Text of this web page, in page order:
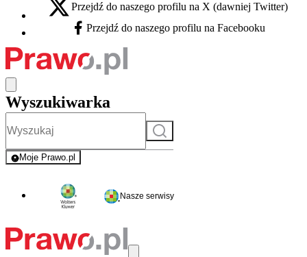
X - otwiera się w nowej karcie
Przejdź do naszego profilu na X (dawniej Twitter)
Facebook - otwiera się w nowej karcie
Przejdź do naszego profilu na Facebooku
Wyszukiwarka
Szukaj
Moje Prawo.pl
- rejestracja i logowanie do serwisu
Nasze serwisy